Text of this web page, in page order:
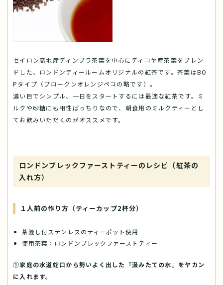
セイロン高地産ディンブラ茶葉を中心にディコヤ産茶葉をブレン
ドした、ロンドンティールームオリジナルの紅茶です。茶葉はBO
Pタイプ（ブロークンオレンジペコの略です）。
濃い目でシンプル、一日をスタートするには最適な紅茶です。ミ
ルクや砂糖にも相性ばっちりなので、朝食用のミルクティーとし
てお飲みいただくのがオススメです。
ロンドンブレックファーストティーのレシピ（紅茶の
入れ方）
１人前の作り方（ティーカップ2杯分）
茶漉し付ステンレスのティーポット使用
使用茶葉：ロンドンブレックファーストティー
①家庭の水道蛇口から勢いよく出した『汲みたての水』をヤカン
に入れます。